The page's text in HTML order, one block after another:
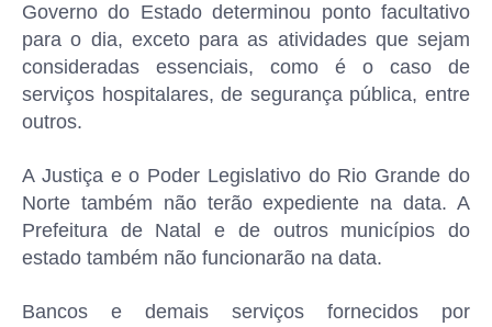
Governo do Estado determinou ponto facultativo
para o dia, exceto para as atividades que sejam
consideradas essenciais, como é o caso de
serviços hospitalares, de segurança pública, entre
outros.
A Justiça e o Poder Legislativo do Rio Grande do
Norte também não terão expediente na data. A
Prefeitura de Natal e de outros municípios do
estado também não funcionarão na data.
Bancos e demais serviços fornecidos por